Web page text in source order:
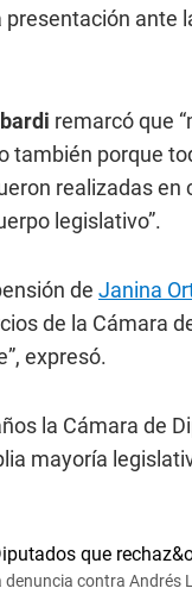
ante
remarcó que
también porque
realizadas
legislativo”.
de Janina
de la Cámara
expresó.
la Cámara de
mayoría
denuncia contra Andrés